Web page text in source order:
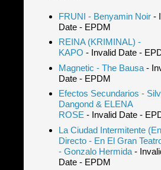
FRUNI - Benyamin Noir-
Date- EPDM
REINA (KRIMINAL) -
KAPO - Invalid Date-
Magnetic - The Bausa-
Date- EPDM
Efectos Secundarios -
Dangond & ELENA
ROSE - Invalid Date-
La Ciudad Intermitente (En
Directo - En El Gran
- Gonzalo Hermida-
Date- EPDM